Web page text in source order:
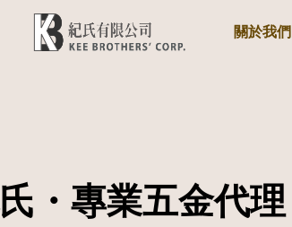
關於我們
・專業五金代理